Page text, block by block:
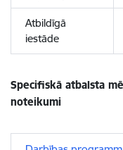
Atbildīgā
iestāde
Specifiskā atbalsta
noteikumi